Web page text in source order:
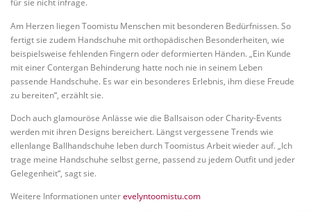
für sie nicht infrage.
Am Herzen liegen Toomistu Menschen mit besonderen Bedürfnissen. So
fertigt sie zudem Handschuhe mit orthopädischen Besonderheiten, wie
beispielsweise fehlenden Fingern oder deformierten Händen. „Ein Kunde
mit einer Contergan Behinderung hatte noch nie in seinem Leben
passende Handschuhe. Es war ein besonderes Erlebnis, ihm diese Freude
zu bereiten“, erzählt sie.
Doch auch glamouröse Anlässe wie die Ballsaison oder Charity-Events
werden mit ihren Designs bereichert. Längst vergessene Trends wie
ellenlange Ballhandschuhe leben durch Toomistus Arbeit wieder auf. „Ich
trage meine Handschuhe selbst gerne, passend zu jedem Outfit und jeder
Gelegenheit“, sagt sie.
Weitere Informationen unterevelyntoomistu.com